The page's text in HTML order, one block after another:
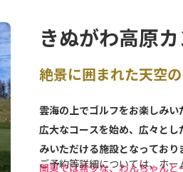
きぬがわ高原
絶景に囲まれた天空
雲海の上でゴルフをお楽しみい
広大なコースを始め、広々と
みいただける施設となっており
関東では希少な、わんちゃん
ご予約等詳細については、ホ